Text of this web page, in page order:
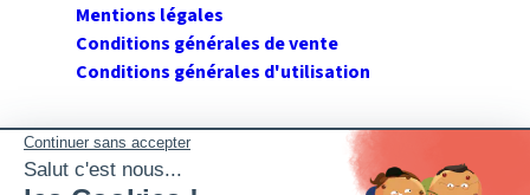
Mentions légales
Conditions générales de vente
Conditions générales d'utilisation